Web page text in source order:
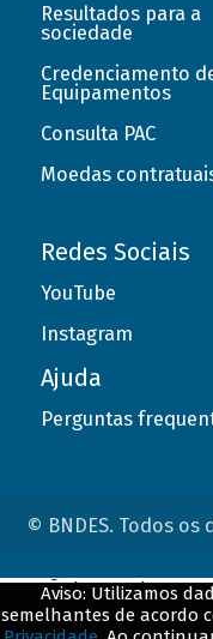
Resultados para a
sociedade
Credenciamento
Equipamentos
Consulta PAC
Moedas
Redes Sociais
YouTube
Instagram
Ajuda
Perguntas
© BNDES. Todos
Aviso: Utilizamos
semelhantes de acordo
ConteÃºdo
${title}${badge}